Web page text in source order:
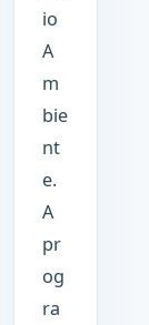
io
A
m
bie
nt
e.
A
pr
og
ra